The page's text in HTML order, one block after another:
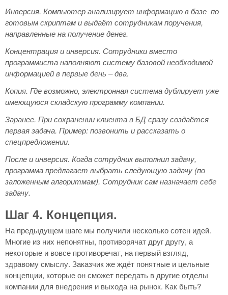
Инверсия. Компьютер анализирует информацию в базе по
готовым скриптам и выдаёт сотрудникам поручения,
направленные на получение денег.
Концентрация и инверсия. Сотрудники вместо
программиста наполняют систему базовой необходимой
информацией в первые день – два.
Копия. Где возможно, электронная система дублирует уже
имеющуюся складскую программу компании.
Заранее. При сохранении клиента в БД сразу создаётся
первая задача. Пример: позвонить и рассказать о
спецпредложении.
После и инверсия. Когда сотрудник выполнил задачу,
программа предлагает выбрать следующую задачу (по
заложенным алгоритмам). Сотрудник сам назначает себе
задачу.
Шаг 4. Концепция.
На предыдущем шаге мы получили несколько сотен идей.
Многие из них непонятны, противорячат друг другу, а
некоторые и вовсе противоречат, на первый взгляд,
здравому смыслу. Заказчик же ждёт понятные и цельные
концепции, которые он сможет передать в другие отделы
компании для внедрения и выхода на рынок. Как быть?